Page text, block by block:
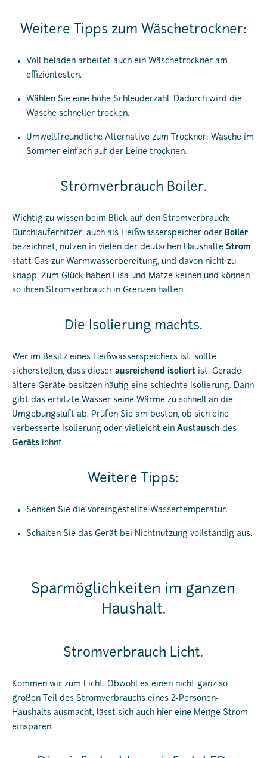
Weitere Tipps zum Wäschetrockner:
Voll beladen arbeitet auch ein Wäschetrockner am
effizientesten.
Wählen Sie eine hohe Schleuderzahl. Dadurch wird die
Wäsche schneller trocken.
Umweltfreundliche Alternative zum Trockner: Wäsche im
Sommer einfach auf der Leine trocknen.
Stromverbrauch Boiler.
Wichtig zu wissen beim Blick auf den Stromverbrauch:
Durchlauferhitzer, auch als Heißwasserspeicher oder Boiler
bezeichnet, nutzen in vielen der deutschen Haushalte Strom
statt Gas zur Warmwasserbereitung, und davon nicht zu
knapp. Zum Glück haben Lisa und Matze keinen und können
so ihren Stromverbrauch in Grenzen halten.
Die Isolierung machts.
Wer im Besitz eines Heißwasserspeichers ist, sollte
sicherstellen, dass dieser ausreichend isoliert ist. Gerade
ältere Geräte besitzen häufig eine schlechte Isolierung. Dann
gibt das erhitzte Wasser seine Wärme zu schnell an die
Umgebungsluft ab. Prüfen Sie am besten, ob sich eine
verbesserte Isolierung oder vielleicht ein Austausch des
Geräts lohnt.
Weitere Tipps:
Senken Sie die voreingestellte Wassertemperatur.
Schalten Sie das Gerät bei Nichtnutzung vollständig aus.
Sparmöglichkeiten im ganzen
Haushalt.
Stromverbrauch Licht.
Kommen wir zum Licht. Obwohl es einen nicht ganz so
großen Teil des Stromverbrauchs eines 2-Personen-
Haushalts ausmacht, lässt sich auch hier eine Menge Strom
einsparen.